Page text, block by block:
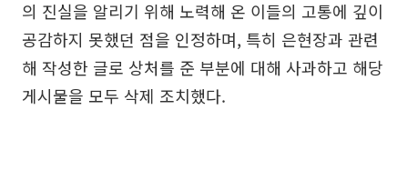
의 진실을 알리기 위해 노력해 온 이들의 고통에 깊이
공감하지 못했던 점을 인정하며, 특히 은현장과 관련
해 작성한 글로 상처를 준 부분에 대해 사과하고 해당
게시물을 모두 삭제 조치했다.